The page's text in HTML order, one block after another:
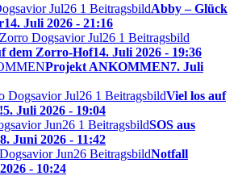
Abby – Glück
14. Juli 2026 - 21:16
dem Zorro-Hof14. Juli 2026 - 19:36
Projekt ANKOMMEN7. Juli
Viel los auf
5. Juli 2026 - 19:04
SOS aus
Juni 2026 - 11:42
Notfall
- 10:24